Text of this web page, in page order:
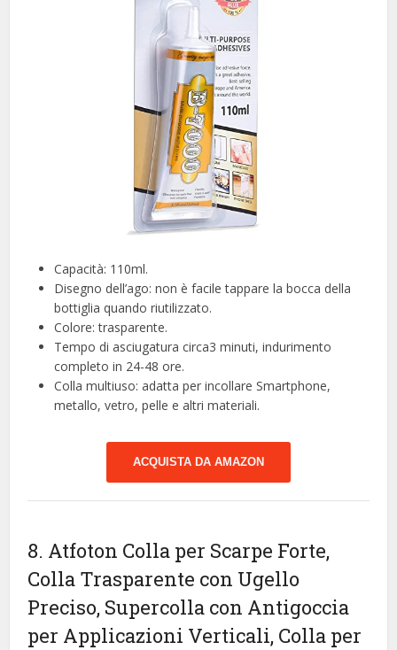
Capacità: 110ml.
Disegno dell’ago: non è facile tappare la bocca della
bottiglia quando riutilizzato.
Colore: trasparente.
Tempo di asciugatura circa3 minuti, indurimento
completo in 24-48 ore.
Colla multiuso: adatta per incollare Smartphone,
metallo, vetro, pelle e altri materiali.
ACQUISTA DA AMAZON
8. Atfoton Colla per Scarpe Forte,
Colla Trasparente con Ugello
Preciso, Supercolla con Antigoccia
per Applicazioni Verticali, Colla per